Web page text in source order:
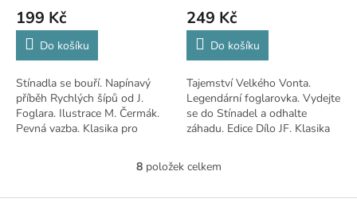
199 Kč
Do košíku
Stínadla se bouří. Napínavý
příběh Rychlých šípů od J.
Foglara. Ilustrace M. Čermák.
Pevná vazba. Klasika pro
249 Kč
Do košíku
Tajemství Velkého Vonta.
Legendární foglarovka. Vydejte
se do Stínadel a odhalte
záhadu. Edice Dílo JF. Klasika
O
l
8položek celkem
Z